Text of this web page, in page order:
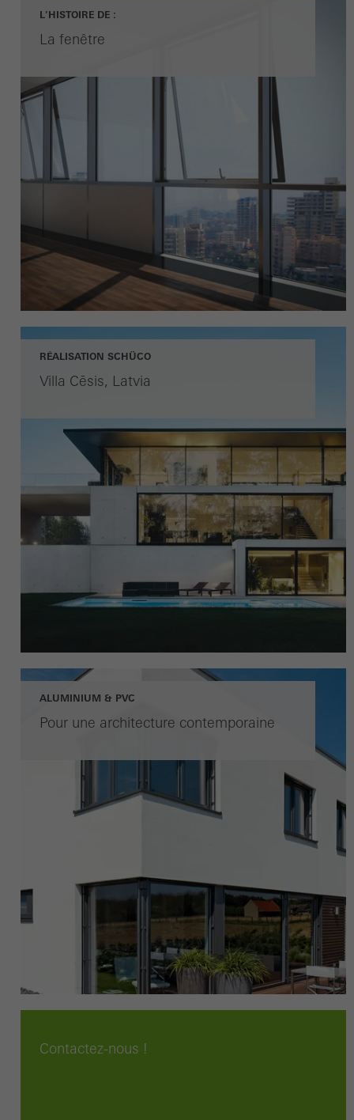
L'HISTOIRE DE :
La fenêtre
RÉALISATION SCHÜCO
Villa Cēsis, Latvia
ALUMINIUM & PVC
Pour une architecture contemporaine
Contactez-nous !